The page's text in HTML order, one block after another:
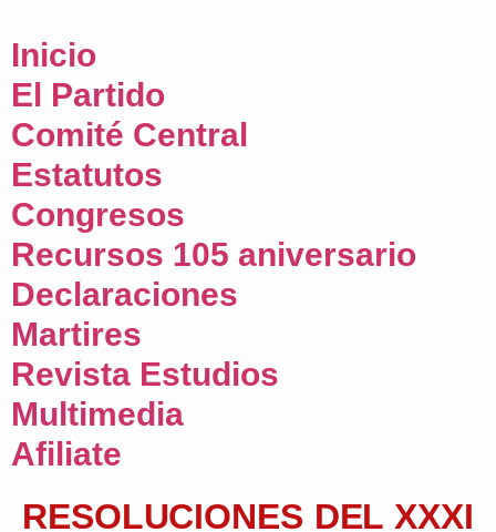
Inicio
El Partido
Comité Central
Estatutos
Congresos
Recursos 105 aniversario
Declaraciones
Martires
Revista Estudios
Multimedia
Afiliate
RESOLUCIONES DEL XXXI